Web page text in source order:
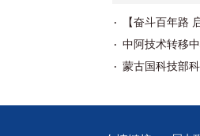
【奋斗百年路
中阿技术转移
蒙古国科技部